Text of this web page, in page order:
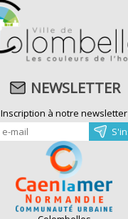
NEWSLETTER
Inscription à notre newsletter